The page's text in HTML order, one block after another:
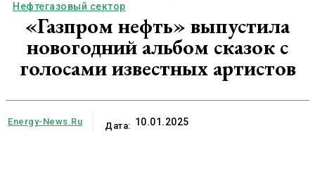
Нефтегазовый сектор
«Газпром нефть» выпустила
новогодний альбом сказок с
голосами известных артистов
Energy-News.ru Дата: 10.01.2025